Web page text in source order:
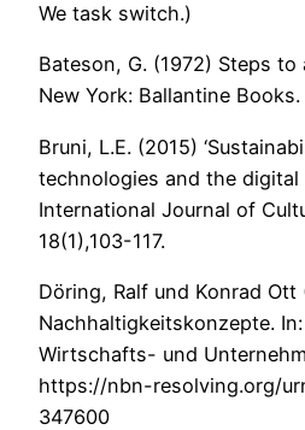
We task switch.)
Bateson, G. (1972) Steps
New York: Ballantine Books.
Bruni, L.E. (2015)
technologies and the digital
International Journal of
18(1),103-117.
Döring, Ralf und Konrad Ott
Nachhaltigkeitskonzepte.
Wirtschafts- und
https://nbn-resolving.org/
347600